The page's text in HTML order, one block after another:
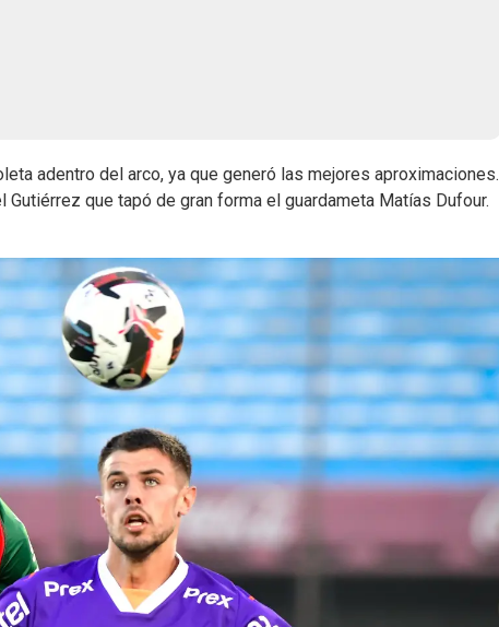
adentro del arco, ya que generó las mejores aproximaciones.
que tapó de gran forma el guardameta Matías Dufour.